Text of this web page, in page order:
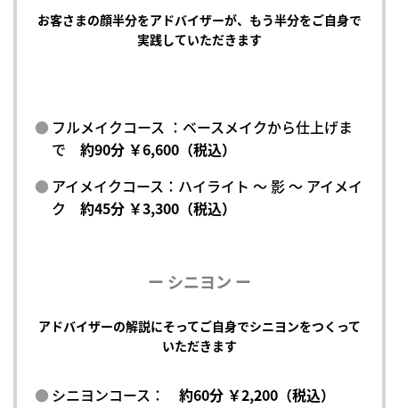
お客さまの顔半分をアドバイザーが、もう半分をご自身で
実践していただきます
フルメイクコース ：ベースメイクから仕上げま
で約90分 ￥6,600（税込）
アイメイクコース：ハイライト ～ 影 ～ アイメイ
ク約45分 ￥3,300（税込）
ー シニヨン ー
アドバイザーの解説にそってご自身でシニヨンをつくって
いただきます
シニヨンコース：約60分 ￥2,200（税込）